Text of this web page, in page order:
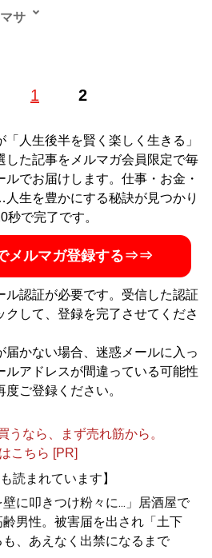
1 2
サ
サーチャーとしても活動しており、大
方の二拠点生活を満喫中。
「人生後半を賢く楽しく生きる」
した記事をメルマガ会員限定で毎
ルでお届けします。仕事・お金・
生を豊かにする秘訣が見つかり
秒で完了です。
メルマガ登録する⇒⇒
認証が必要です。受信した認証
クして、登録を完了させてくださ
かない場合、迷惑メールに入っ
ルアドレスが間違っている可能性
ご登録ください。
うなら、まず売れ筋から。
こちら [PR]
読まれています】
に叩きつけ粉々に...」居酒屋で
男性。被害届を出され「土下
、あえなく出禁になるまで